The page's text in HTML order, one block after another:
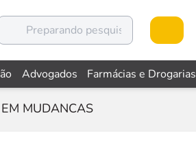
Advogados Farmácias e Drogarias
MUDANCAS